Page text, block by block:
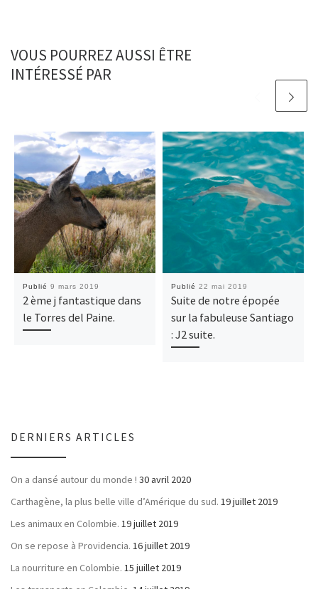
VOUS POURREZ AUSSI ÊTRE
INTÉRESSÉ PAR
Publié 9 mars 2019
2 ème j fantastique dans
le Torres del Paine.
Publié 22 mai 2019
Suite de notre épopée
sur la fabuleuse Santiago
: J2 suite.
DERNIERS ARTICLES
On a dansé autour du monde ! 30 avril 2020
Carthagène, la plus belle ville d’Amérique du sud. 19 juillet 2019
Les animaux en Colombie. 19 juillet 2019
On se repose à Providencia. 16 juillet 2019
La nourriture en Colombie. 15 juillet 2019